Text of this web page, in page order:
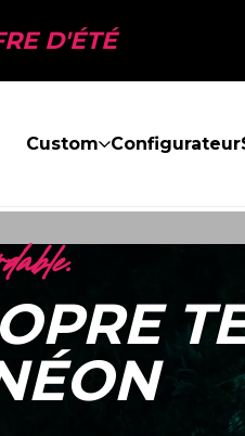
D'ÉTÉ
Custom Configurateur